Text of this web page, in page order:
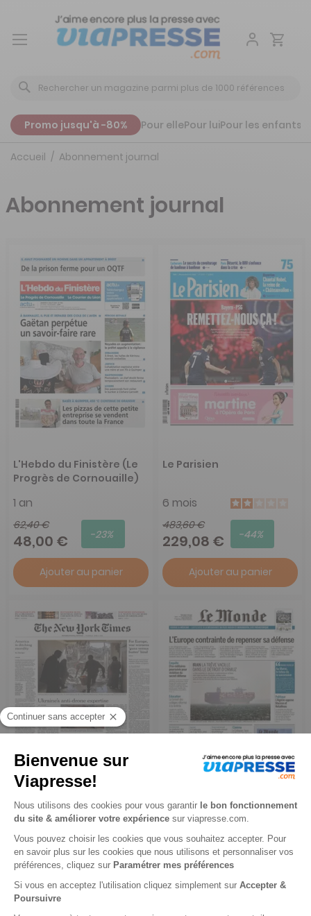
Aller
Promo jusqu'à -80% Pour ellePour luiPour les enfants
Accueil Abonnement journal
Abonnement journal
L'Hebdo du Finistère (Le
Progrès de Cornouaille)
1 an
62,40 €
48,00 € -23%
Ajouter au panier
Le Parisien
6 mois
483,60 €
229,08 € -44%
Ajouter au panier
The New York Times
International Edition
6 mois
702 €
463,25 € -22%
Le Monde Quotidien
1 an
1 206,40 €
339,99 € -67%